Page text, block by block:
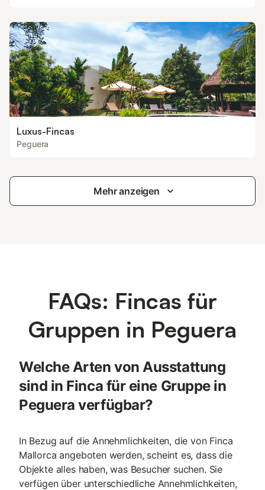
Luxus-Fincas
Peguera
Mehr anzeigen
FAQs: Fincas für
Gruppen in Peguera
Welche Arten von Ausstattung
sind in Finca für eine Gruppe in
Peguera verfügbar?
In Bezug auf die Annehmlichkeiten, die von Finca
Mallorca angeboten werden, scheint es, dass die
Objekte alles haben, was Besucher suchen. Sie
verfügen über unterschiedliche Annehmlichkeiten,